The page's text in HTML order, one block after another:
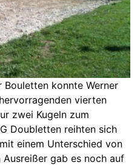
Bouletten konnte Werner
vierten
zwei Kugeln zum
Doubletten reihten sich
einem Unterschied von
Ausreißer gab es noch auf